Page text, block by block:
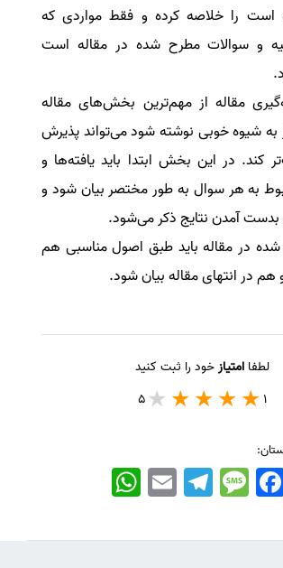
است را خلاصه کرده و فقط مواردی که
و سوالات مطرح شده در مقاله است
مقاله از مهم‌ترین بخش‌های مقاله
به شیوه خوبی نوشته شود می‌تواند پذیرش
کند. در این بخش ابتدا باید یافته‌ها و
به هر سوال به طور مختصر بیان شود و
بدست آمدن نتایج ذکر می‌شود.
شده در مقاله باید طبق اصول مناسبی هم
در انتهای مقاله بیان شود.
لطفاامتیازخود را ثبت کنید
1
5
WhatsApp EmailTelegramMessage